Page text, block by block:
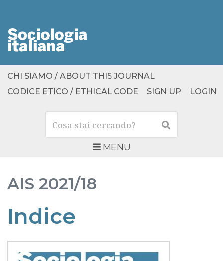
MENU
Cerca Cerca
CHI SIAMO / ABOUT THIS JOURNAL
CODICE ETICO / ETHICAL CODE
SIGN UP LOGIN
AIS 2021/18
Indice